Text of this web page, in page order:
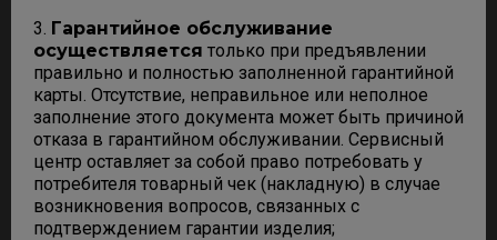
3. Гарантийное обслуживание
осуществляется только при предъявлении
правильно и полностью заполненной гарантийной
карты. Отсутствие, неправильное или неполное
заполнение этого документа может быть причиной
отказа в гарантийном обслуживании. Сервисный
центр оставляет за собой право потребовать у
потребителя товарный чек (накладную) в случае
возникновения вопросов, связанных с
подтверждением гарантии изделия;